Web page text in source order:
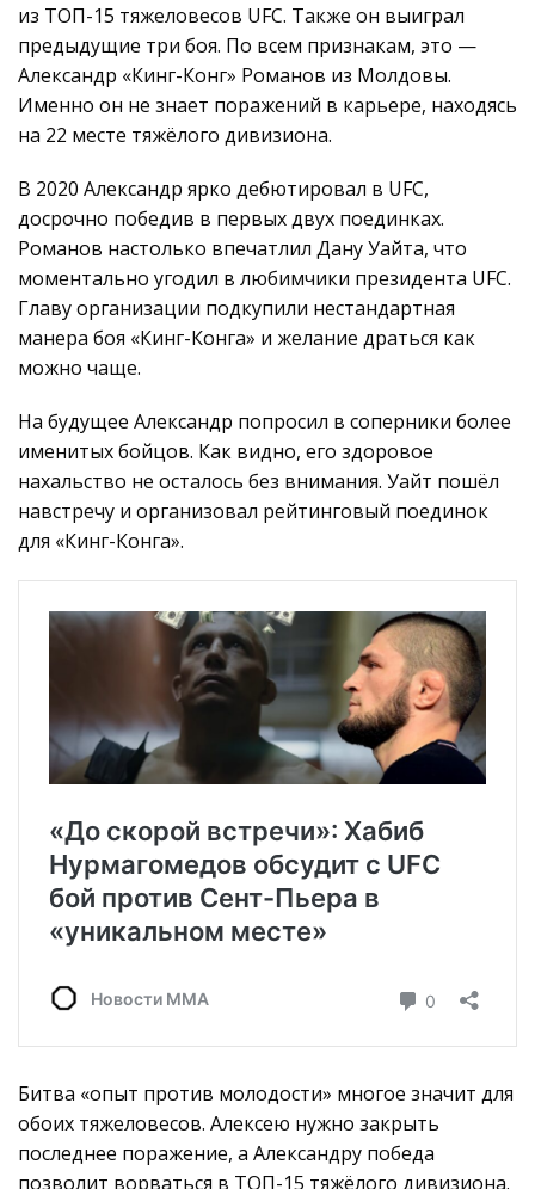
из ТОП-15 тяжеловесов UFC. Также он выиграл
предыдущие три боя. По всем признакам, это —
Александр «Кинг-Конг» Романов из Молдовы.
Именно он не знает поражений в карьере, находясь
на 22 месте тяжёлого дивизиона.
В 2020 Александр ярко дебютировал в UFC,
досрочно победив в первых двух поединках.
Романов настолько впечатлил Дану Уайта, что
моментально угодил в любимчики президента UFC.
Главу организации подкупили нестандартная
манера боя «Кинг-Конга» и желание драться как
можно чаще.
На будущее Александр попросил в соперники более
именитых бойцов. Как видно, его здоровое
нахальство не осталось без внимания. Уайт пошёл
навстречу и организовал рейтинговый поединок
для «Кинг-Конга».
Битва «опыт против молодости» многое значит для
обоих тяжеловесов. Алексею нужно закрыть
последнее поражение, а Александру победа
позволит ворваться в ТОП-15 тяжёлого дивизиона.